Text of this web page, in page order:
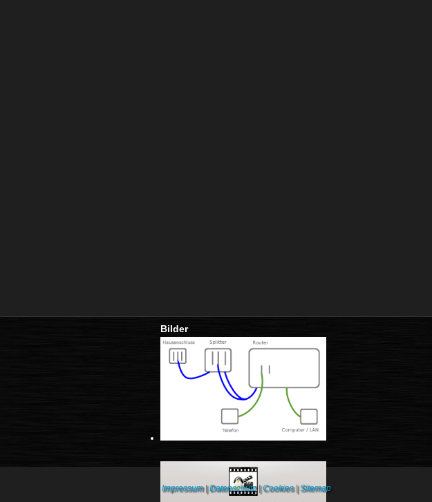
Bilder
Impressum|Datenschutz|Cookies|Sitemap